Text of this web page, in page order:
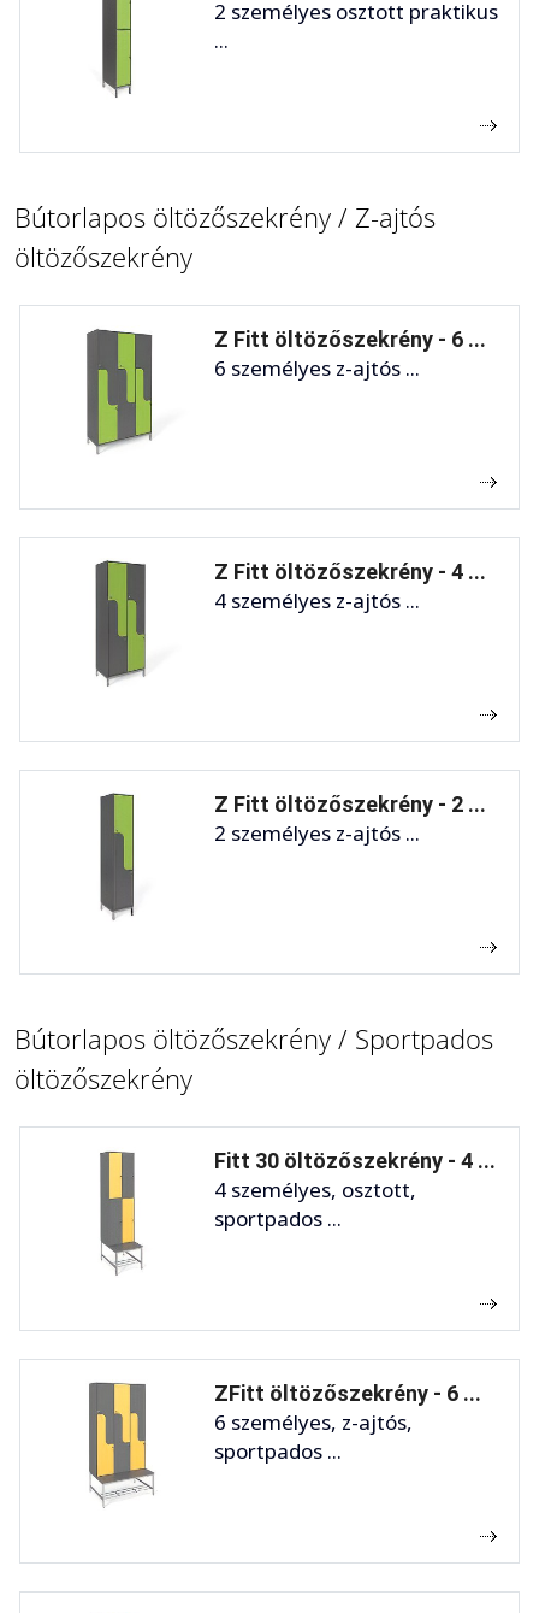
2 személyes osztott praktikus
...
Bútorlapos öltözőszekrény / Z-ajtós
öltözőszekrény
Z Fitt öltözőszekrény - 6 ...
6 személyes z-ajtós ...
Z Fitt öltözőszekrény - 4 ...
4 személyes z-ajtós ...
Z Fitt öltözőszekrény - 2 ...
2 személyes z-ajtós ...
Bútorlapos öltözőszekrény / Sportpados
öltözőszekrény
Fitt 30 öltözőszekrény - 4 ...
4 személyes, osztott,
sportpados ...
ZFitt öltözőszekrény - 6 ...
6 személyes, z-ajtós,
sportpados ...